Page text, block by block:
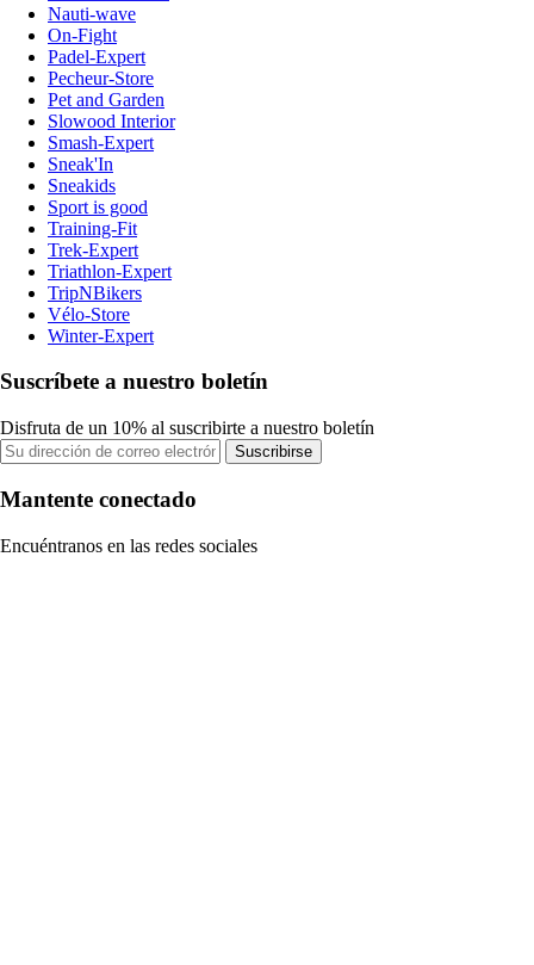
Nauti-wave
On-Fight
Padel-Expert
Pecheur-Store
Pet and Garden
Slowood Interior
Smash-Expert
Sneak'In
Sneakids
Sport is good
Training-Fit
Trek-Expert
Triathlon-Expert
TripNBikers
Vélo-Store
Winter-Expert
Suscríbete a nuestro boletín
Disfruta de un 10% al suscribirte a nuestro boletín
Suscribirse
Mantente conectado
Encuéntranos en las redes sociales